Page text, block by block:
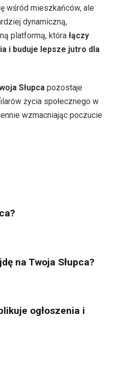
wśród mieszkańców, ale
dynamiczną,
platformą, która łączy
i buduje lepsze jutro dla
Słupca pozostaje
życia społecznego w
wzmacniając poczucie
na Twoja Słupca?
ogłoszenia i